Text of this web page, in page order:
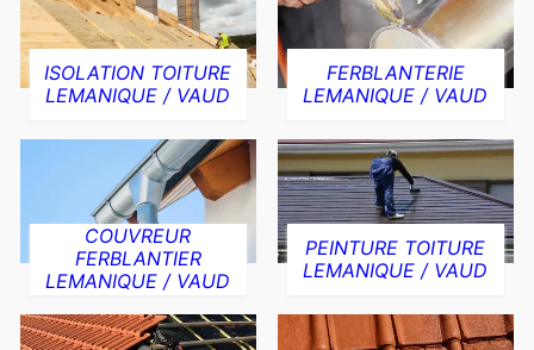
ISOLATION TOITURE
LEMANIQUE / VAUD
FERBLANTERIE
LEMANIQUE / VAUD
COUVREUR
FERBLANTIER
LEMANIQUE / VAUD
PEINTURE TOITURE
LEMANIQUE / VAUD